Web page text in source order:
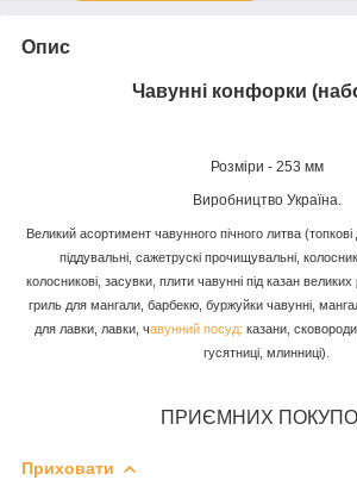
Опис
Чавунні конфорки
Розміри - 253 мм
Виробництво Україна.
Великий асортимент чавунного пічного литва (топкові
піддувальні, сажетрускі прочищувальні,
колосникові, засувки, плити чавунні під казан великих
гриль для мангали, барбекю, буржуйки чавунні,
для лавки, лавки, чавунний посуд: казани,
гусятниці, млинниці).
ПРИЄМНИХ
Приховати